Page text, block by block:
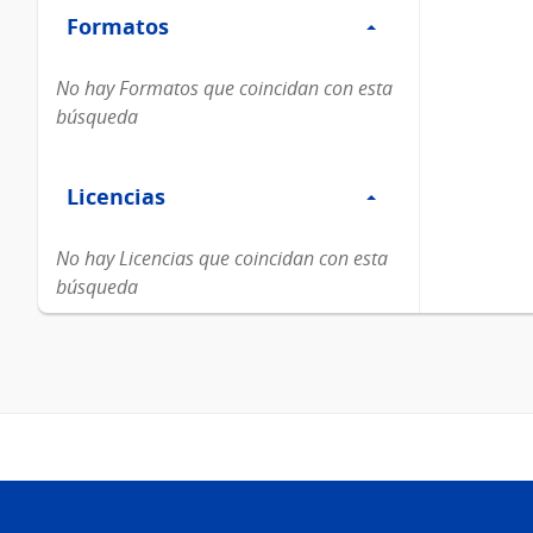
Formatos
Formatos
No hay Formatos que coincidan con esta
búsqueda
Licencias
Licencias
No hay Licencias que coincidan con esta
búsqueda